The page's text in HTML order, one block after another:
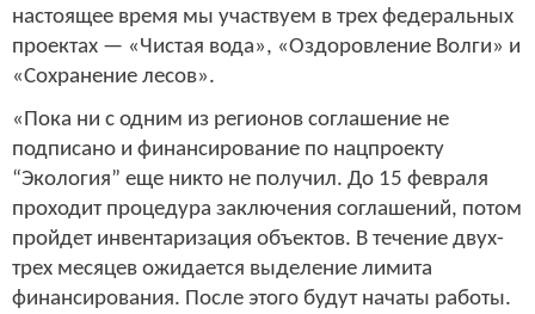
настоящее время мы участвуем в трех федеральных
проектах — «Чистая вода», «Оздоровление Волги» и
«Сохранение лесов».
«Пока ни с одним из регионов соглашение не
подписано и финансирование по нацпроекту
“Экология” еще никто не получил. До 15 февраля
проходит процедура заключения соглашений, потом
пройдет инвентаризация объектов. В течение двух-
трех месяцев ожидается выделение лимита
финансирования. После этого будут начаты работы.